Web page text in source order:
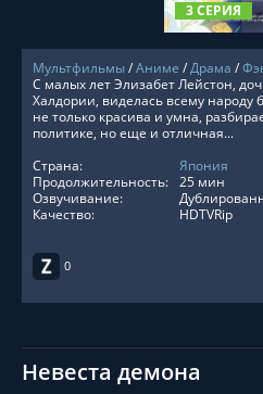
3 СЕРИЯ
Мультфильмы/Аниме /Драма /
0
С малых лет Элизабет Лейстон,
Халдории, виделась всему народу
не только красива и умна,
политике, но еще и отличная...
Страна:
Япония
Продолжительность: 25 мин
Озвучивание:
Качество:
HDTVRip
Невеста демона